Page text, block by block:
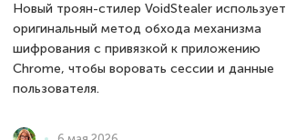
Новый троян-стилер VoidStealer использует
оригинальный метод обхода механизма
шифрования с привязкой к приложению
Chrome, чтобы воровать сессии и данные
пользователя.